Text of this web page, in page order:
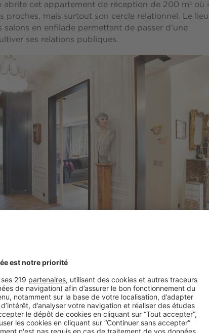
abrite cet appartement de réception de 200 m² où il
proches, mais surtout son cercle relationnel. Le lieu
salons en enfilade permettant de passer d'une
ses relations publiques.
de l'appartement saute aux yeux. © DR